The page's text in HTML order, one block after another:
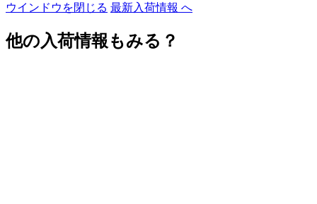
ウインドウを閉じる 最新入荷情報 へ
他の入荷情報もみる？